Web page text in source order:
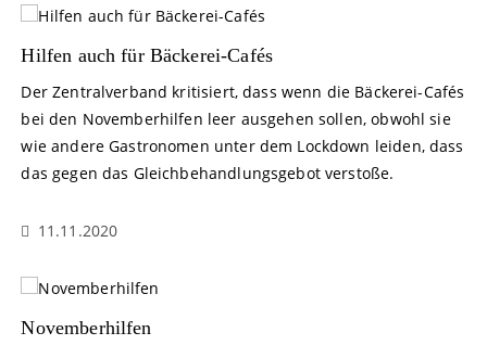
Hilfen auch für Bäckerei-Cafés
Der Zentralverband kritisiert, dass wenn die Bäckerei-Cafés
bei den Novemberhilfen leer ausgehen sollen, obwohl sie
wie andere Gastronomen unter dem Lockdown leiden, dass
das gegen das Gleichbehandlungsgebot verstoße.
11.11.2020
Novemberhilfen